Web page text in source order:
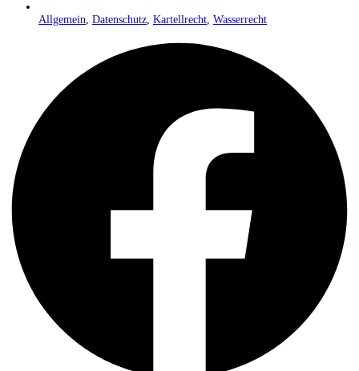
Allgemein, Datenschutz, Kartellrecht, Wasserrecht